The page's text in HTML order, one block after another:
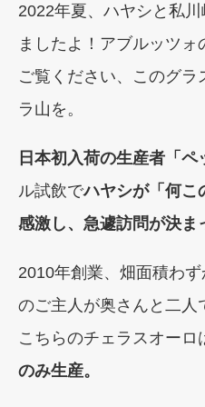
2022年夏、ハヤシと私
ましたよ！アブルッツォ
ご覧ください、このグラ
ラ山を。
日本初入荷の生産者「ペ
ル試飲でハヤシが「何こ
感激し、急遽訪問が決ま
2010年創業、畑面積わ
のご主人が奥さんと二人
こちらのチェラスオーロ
のみ生産。